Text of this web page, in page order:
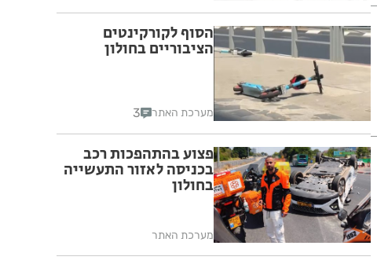
הסוף לקורקינטים
הציבוריים בחולון
מערכת האתר 3
פצוע בהתהפכות רכב
בכניסה לאזור התעשייה
בחולון
מערכת האתר